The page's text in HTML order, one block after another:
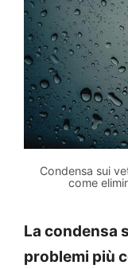
Condensa sui
come
La condensa
problemi più